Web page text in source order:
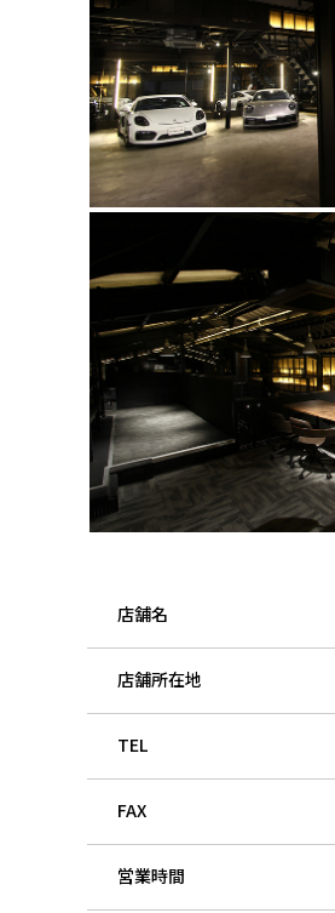
店舗名
店舗所在地
TEL
FAX
営業時間